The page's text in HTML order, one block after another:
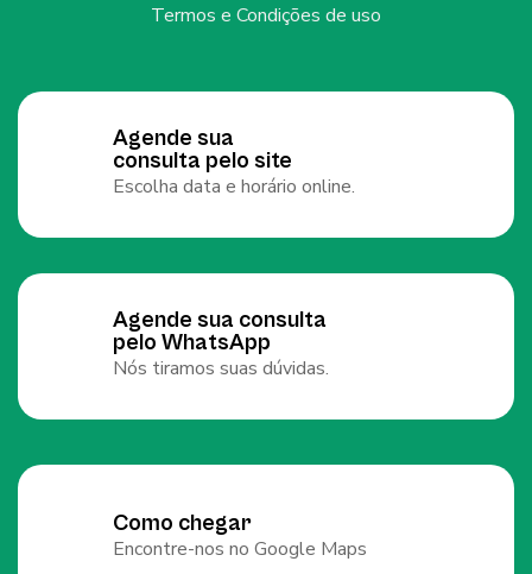
Termos e Condições de uso
Agende sua
consulta pelo site
Escolha data e horário online.
Agende sua consulta
pelo WhatsApp
Nós tiramos suas dúvidas.
Como chegar
Encontre-nos no Google Maps